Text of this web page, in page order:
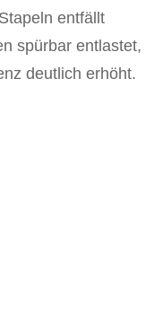
entfällt
spürbar entlastet,
deutlich erhöht.